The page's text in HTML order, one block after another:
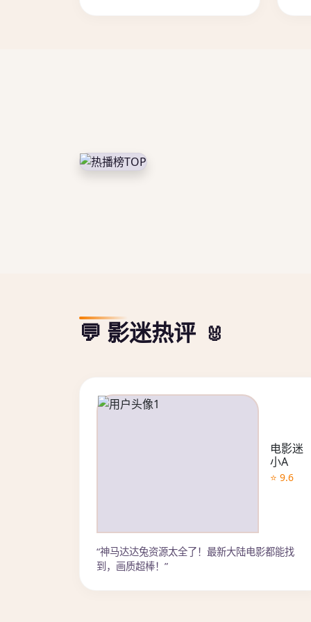
💬 影迷热评
电影迷
小A
⭐ 9.6
“神马达达兔资源太全了！最新大陆电影都能找
到，画质超棒！”